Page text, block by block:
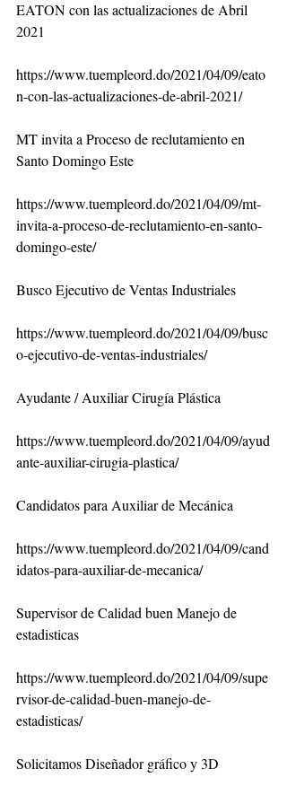
EATON con las actualizaciones de Abril
2021
https://www.tuempleord.do/2021/04/09/eato
n-con-las-actualizaciones-de-abril-2021/
MT invita a Proceso de reclutamiento en
Santo Domingo Este
https://www.tuempleord.do/2021/04/09/mt-
invita-a-proceso-de-reclutamiento-en-santo-
domingo-este/
Busco Ejecutivo de Ventas Industriales
https://www.tuempleord.do/2021/04/09/busc
o-ejecutivo-de-ventas-industriales/
Ayudante / Auxiliar Cirugía Plástica
https://www.tuempleord.do/2021/04/09/ayud
ante-auxiliar-cirugia-plastica/
Candidatos para Auxiliar de Mecánica
https://www.tuempleord.do/2021/04/09/cand
idatos-para-auxiliar-de-mecanica/
Supervisor de Calidad buen Manejo de
estadisticas
https://www.tuempleord.do/2021/04/09/supe
rvisor-de-calidad-buen-manejo-de-
estadisticas/
Solicitamos Diseñador gráfico y 3D